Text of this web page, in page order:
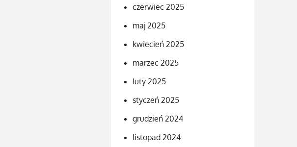
czerwiec 2025
maj 2025
kwiecień 2025
marzec 2025
luty 2025
styczeń 2025
grudzień 2024
listopad 2024